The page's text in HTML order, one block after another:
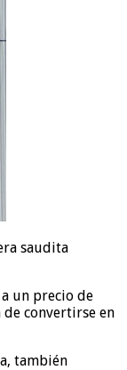
saudita
un precio de
de convertirse en
también